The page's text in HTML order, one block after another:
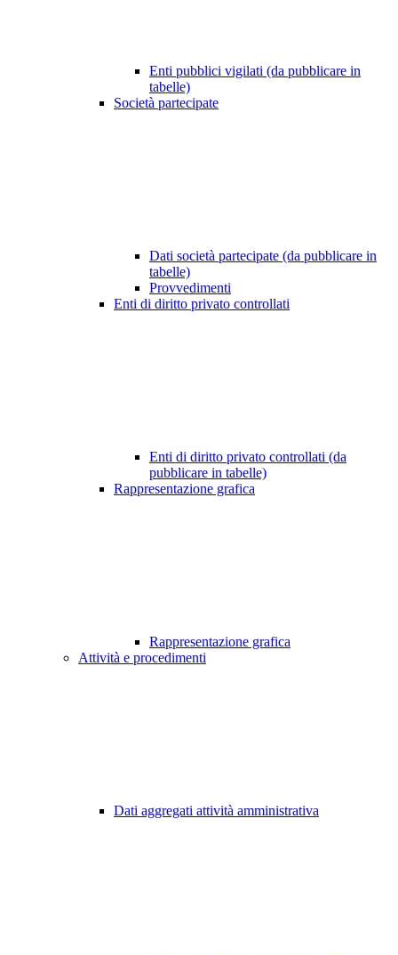
Enti pubblici vigilati (da pubblicare in
tabelle)
Società partecipate
Dati società partecipate (da pubblicare in
tabelle)
Provvedimenti
Enti di diritto privato controllati
Enti di diritto privato controllati (da
pubblicare in tabelle)
Rappresentazione grafica
Rappresentazione grafica
Attività e procedimenti
Dati aggregati attività amministrativa